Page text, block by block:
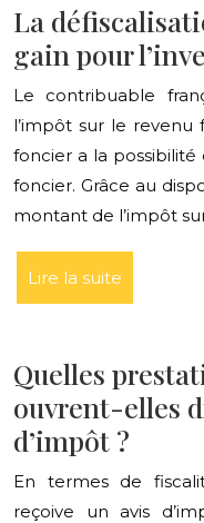
La
gain pour
Le contribuable
l’impôt sur le revenu
foncier a la
foncier. Grâce au
montant de l’impôt
Lire la suite
Quelles
ouvrent-elles
d’impôt ?
En termes de
reçoive un avis